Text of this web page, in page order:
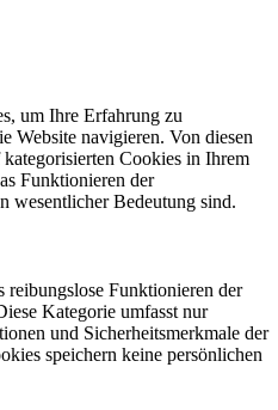
um Ihre Erfahrung zu
Website navigieren. Von diesen
Cookies in Ihrem
Funktionieren der
wesentlicher Bedeutung sind.
Funktionieren der
Kategorie umfasst nur
und Sicherheitsmerkmale der
speichern keine persönlichen